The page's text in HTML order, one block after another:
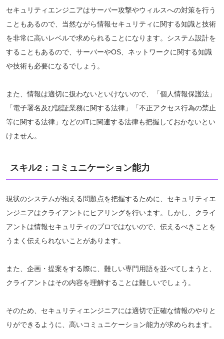
セキュリティエンジニアはサーバー攻撃やウィルスへの対策を行う
こともあるので、当然ながら情報セキュリティに関する知識と技術
を非常に高いレベルで求められることになります。システム設計を
することもあるので、サーバーやOS、ネットワークに関する知識
や技術も必要になるでしょう。
また、情報は適切に扱わないといけないので、「個人情報保護法」
「電子署名及び認証業務に関する法律」「不正アクセス行為の禁止
等に関する法律」などのITに関連する法律も把握しておかないとい
けません。
スキル2：コミュニケーション能力
現状のシステムが抱える問題点を把握するために、セキュリティエ
ンジニアはクライアントにヒアリングを行います。しかし、クライ
アントは情報セキュリティのプロではないので、伝えるべきことを
うまく伝えられないことがあります。
また、企画・提案をする際に、難しい専門用語を並べてしまうと、
クライアントはその内容を理解することは難しいでしょう。
そのため、セキュリティエンジニアには適切で正確な情報のやりと
りができるように、高いコミュニケーション能力が求められます。